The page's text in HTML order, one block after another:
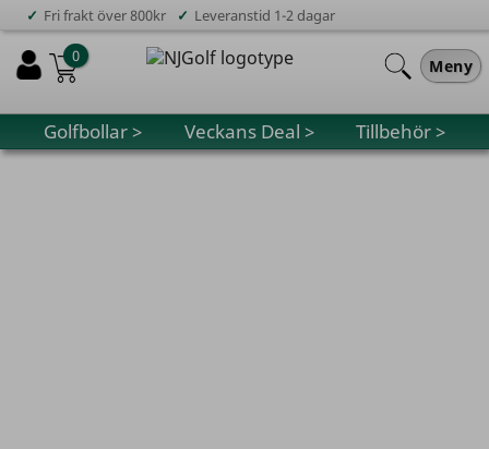
✓ Fri frakt över 800kr ✓ Leveranstid 1-2 dagar
Meny
0
Golfbollar > Veckans Deal > Tillbehör >